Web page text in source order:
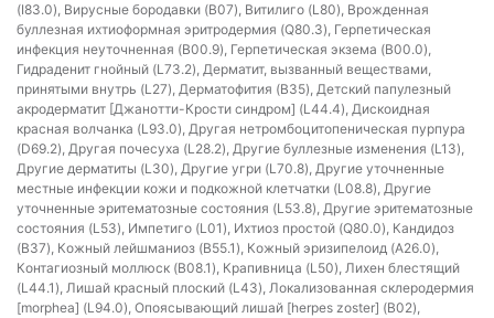
(I83.0), Вирусные бородавки (B07), Витилиго (L80), Врожденная
буллезная ихтиоформная эритродермия (Q80.3), Герпетическая
инфекция неуточненная (B00.9), Герпетическая экзема (B00.0),
Гидраденит гнойный (L73.2), Дерматит, вызванный веществами,
принятыми внутрь (L27), Дерматофития (B35), Детский папулезный
акродерматит [Джанотти-Крости синдром] (L44.4), Дискоидная
красная волчанка (L93.0), Другая нетромбоцитопеническая пурпура
(D69.2), Другая почесуха (L28.2), Другие буллезные изменения (L13),
Другие дерматиты (L30), Другие угри (L70.8), Другие уточненные
местные инфекции кожи и подкожной клетчатки (L08.8), Другие
уточненные эритематозные состояния (L53.8), Другие эритематозные
состояния (L53), Импетиго (L01), Ихтиоз простой (Q80.0), Кандидоз
(B37), Кожный лейшманиоз (B55.1), Кожный эризипелоид (A26.0),
Контагиозный моллюск (B08.1), Крапивница (L50), Лихен блестящий
(L44.1), Лишай красный плоский (L43), Локализованная склеродермия
[morphea] (L94.0), Опоясывающий лишай [herpes zoster] (B02),